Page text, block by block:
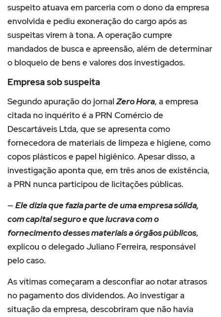
suspeito atuava em parceria com o dono da empresa
envolvida e pediu exoneração do cargo após as
suspeitas virem à tona. A operação cumpre
mandados de busca e apreensão, além de determinar
o bloqueio de bens e valores dos investigados.
Empresa sob suspeita
Segundo apuração do jornalZero Hora, a empresa
citada no inquérito é a PRN Comércio de
Descartáveis Ltda, que se apresenta como
fornecedora de materiais de limpeza e higiene, como
copos plásticos e papel higiênico. Apesar disso, a
investigação aponta que, em três anos de existência,
a PRN nunca participou de licitações públicas.
—Ele dizia que fazia parte de uma empresa sólida,
com capital seguro e que lucrava com o
fornecimento desses materiais a órgãos públicos,
explicou o delegado Juliano Ferreira, responsável
pelo caso.
As vítimas começaram a desconfiar ao notar atrasos
no pagamento dos dividendos. Ao investigar a
situação da empresa, descobriram que não havia